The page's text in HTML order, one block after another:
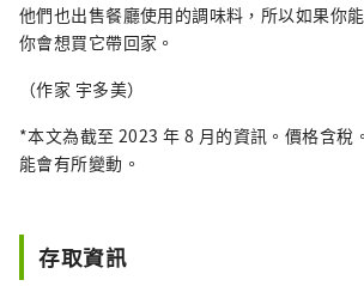
他們也出售餐廳使用的調味料，所以如果你
你會想買它帶回家。
（作家 宇多美）
*本文為截至 2023 年 8 月的資訊。價格含稅
能會有所變動。
存取資訊